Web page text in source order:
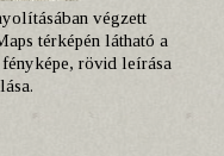
végzett
térképén látható a
rövid leírása